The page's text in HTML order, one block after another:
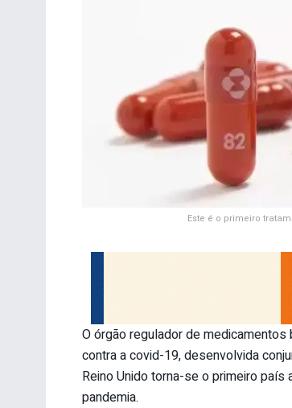
Este é o primeiro
O órgão regulador de medicamentos
contra a covid-19, desenvolvida
Reino Unido torna-se o primeiro
pandemia.